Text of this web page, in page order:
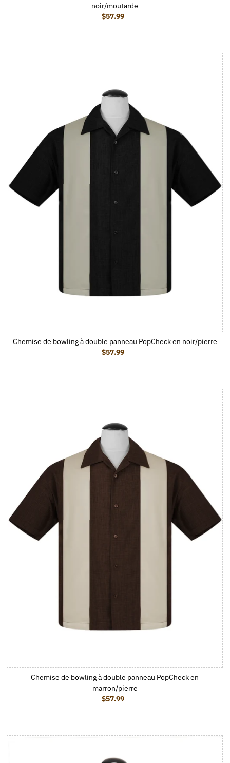
noir/moutarde
Prix ordinaire
$57.99
Chemise de bowling à double panneau PopCheck en noir/pierre
Prix ordinaire
$57.99
Chemise de bowling à double panneau PopCheck en
marron/pierre
Prix ordinaire
$57.99